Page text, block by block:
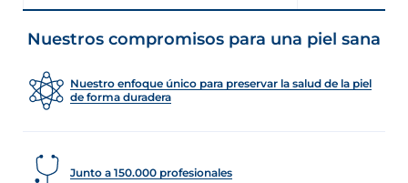
Nuestros compromisos para una piel sana
Nuestro enfoque único para preservar la salud de la piel
de forma duradera
Junto a 150.000 profesionales